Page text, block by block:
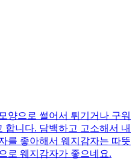
양으로 썰어서 튀기거나 구워
합니다. 담백하고 고소해서 내
를 좋아해서 웨지감자는 따뜻
로 웨지감자가 좋으네요.